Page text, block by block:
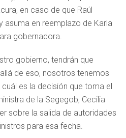
en caso de que Raúl
asuma en reemplazo de Karla
gobernadora.
gobierno, tendrán que
de eso, nosotros tenemos
es la decisión que toma el
de la Segegob, Cecilia
sobre la salida de autoridades
para esa fecha.